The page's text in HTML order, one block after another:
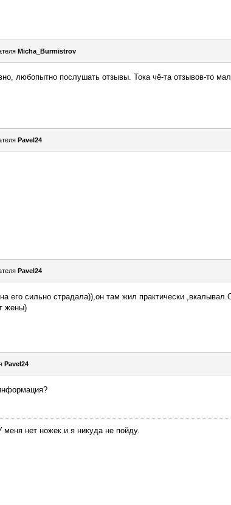
Micha_Burmistrov
любопытно послушать отзывы. Тока чё-та отзывов-то
Pavel24
Pavel24
его сильно страдала)),он там жил практически
жены)
Pavel24
нет ножек и я никуда не пойду.